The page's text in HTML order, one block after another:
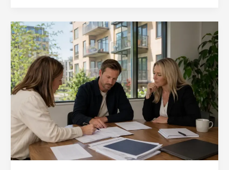
Nya
regler
för
andrahandsuthyrning
från
1
juli:
förbereder
sig
BRF
och
förvaltare